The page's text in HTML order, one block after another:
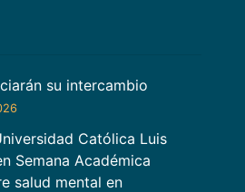
su intercambio
Católica Luis
Semana Académica
salud mental en